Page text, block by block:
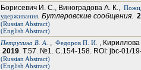
Борисевич И. С., Виноградова А. К.,
удерживания. Бутлеровские сообщения.
(Russian Abstract)
(English Abstract)
Петрухина В. А.
, Федоров П. И. ,
2019. Т.57. №1. С.154-158. ROI: jbc-01/
(Russian Abstract)
(English Abstract)